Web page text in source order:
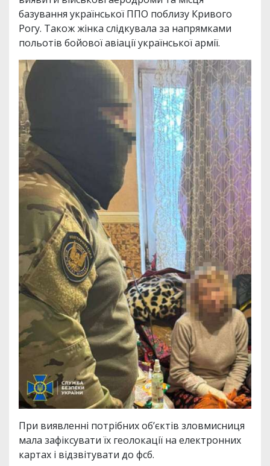
базування української ППО поблизу Кривого
Рогу. Також жінка слідкувала за напрямками
польотів бойової авіації української армії.
При виявленні потрібних об’єктів зловмисниця
мала зафіксувати їх геолокації на електронних
картах і відзвітувати до фсб.